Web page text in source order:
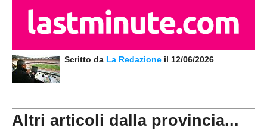
Scritto da La Redazione il 12/06/2026
Altri articoli dalla provincia...